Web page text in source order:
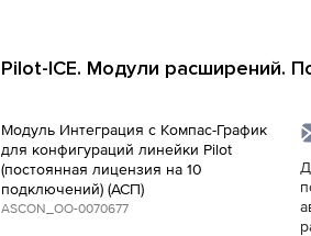
Pilot-ICE. Модули расширений.
Модуль Интеграция с Компaс-График
для конфигураций линейки Pilot
(постоянная лицензия на 10
подключений) (АСП)
ASCON_ОО-0070677